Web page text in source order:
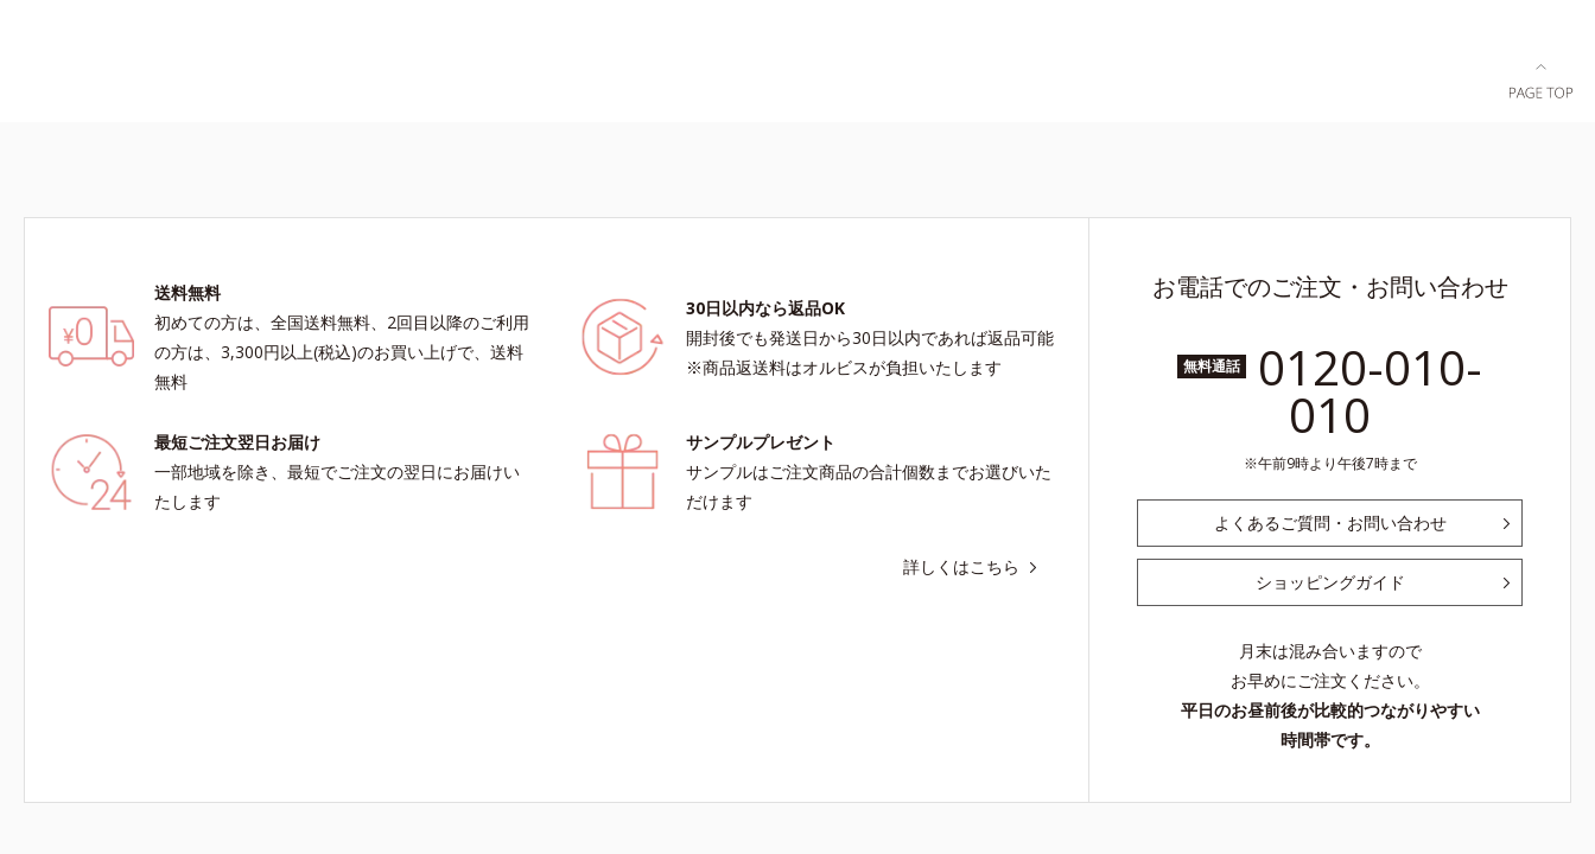
送料無料
初めての方は、全国送料無料、2回目以降のご利用
の方は、3,300円以上(税込)のお買い上げで、送料
無料
30日以内なら返品OK
開封後でも発送日から30日以内であれば返品可能
※商品返送料はオルビスが負担いたします
最短ご注文翌日お届け
一部地域を除き、最短でご注文の翌日にお届けい
たします
サンプルプレゼント
サンプルはご注文商品の合計個数までお選びいた
だけます
詳しくはこちら
お電話でのご注文・お問い合わせ
無料通話 0120-010-
010
午前9時より午後7時まで
よくあるご質問・お問い合わせ
ショッピングガイド
月末は混み合いますので
お早めにご注文ください。
平日のお昼前後が比較的つながりやすい
時間帯です。